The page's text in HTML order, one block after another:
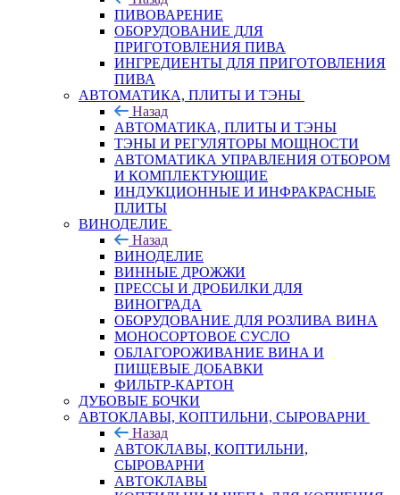
ПИВОВАРЕНИЕ
ОБОРУДОВАНИЕ ДЛЯ
ПРИГОТОВЛЕНИЯ ПИВА
ИНГPЕДИЕНТЫ ДЛЯ ПРИГОТОВЛЕНИЯ
ПИВА
АВТОМАТИКА, ПЛИТЫ И ТЭНЫ
Назад
АВТОМАТИКА, ПЛИТЫ И ТЭНЫ
ТЭНЫ И РЕГУЛЯТОРЫ МОЩНОСТИ
АВТОМАТИКА УПРАВЛЕНИЯ ОТБОРОМ
И КОМПЛЕКТУЮЩИЕ
ИНДУКЦИОННЫЕ И ИНФРАКРАСНЫЕ
ПЛИТЫ
ВИНОДЕЛИЕ
Назад
ВИНОДЕЛИЕ
ВИННЫЕ ДРОЖЖИ
ПРЕССЫ И ДРОБИЛКИ ДЛЯ
ВИНОГРАДА
ОБОРУДОВАНИЕ ДЛЯ РОЗЛИВА ВИНА
МОНОСОРТОВОЕ СУСЛО
ОБЛАГОРОЖИВАНИЕ ВИНА И
ПИЩЕВЫЕ ДОБАВКИ
ФИЛЬТР-КАРТОН
ДУБОВЫЕ БОЧКИ
АВТОКЛАВЫ, КОПТИЛЬНИ, СЫРОВАРНИ
Назад
АВТОКЛАВЫ, КОПТИЛЬНИ,
СЫРОВАРНИ
АВТОКЛАВЫ